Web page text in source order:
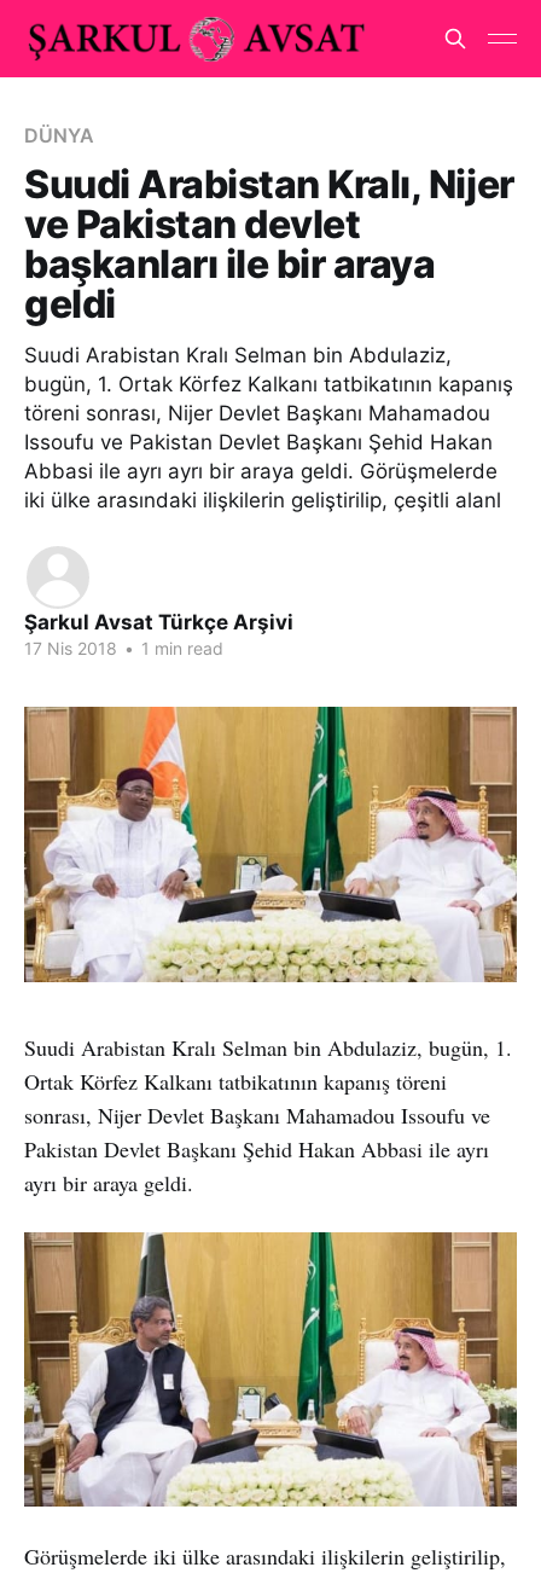
DÜNYA
Suudi Arabistan Kralı, Nijer
ve Pakistan devlet
başkanları ile bir araya
geldi
Suudi Arabistan Kralı Selman bin Abdulaziz,
bugün, 1. Ortak Körfez Kalkanı tatbikatının kapanış
töreni sonrası, Nijer Devlet Başkanı Mahamadou
Issoufu ve Pakistan Devlet Başkanı Şehid Hakan
Abbasi ile ayrı ayrı bir araya geldi. Görüşmelerde
iki ülke arasındaki ilişkilerin geliştirilip, çeşitli alanl
Şarkul Avsat Türkçe Arşivi
17 Nis 2018 • 1 min read
Suudi Arabistan Kralı Selman bin Abdulaziz, bugün, 1.
Ortak Körfez Kalkanı tatbikatının kapanış töreni
sonrası, Nijer Devlet Başkanı Mahamadou Issoufu ve
Pakistan Devlet Başkanı Şehid Hakan Abbasi ile ayrı
ayrı bir araya geldi.
Görüşmelerde iki ülke arasındaki ilişkilerin geliştirilip,